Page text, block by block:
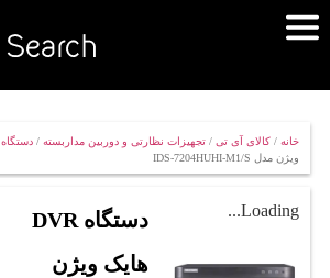
خانه/ کالای آی تی/ تجهیزات نظارتی و دوربین مداربسته/ دستگاه DVR
ویژن مدل IDS-7204HUHI-M1/S
Loading...
دستگاه DVR
هایک ویژن